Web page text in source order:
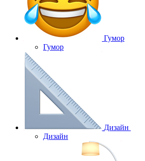
Гумор
Гумор
Дизайн
Дизайн